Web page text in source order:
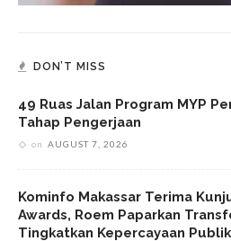
DON’T MISS
49 Ruas Jalan Program MYP
Tahap Pengerjaan
on AUGUST 7, 2026
Kominfo Makassar Terima
Awards, Roem Paparkan
Tingkatkan Kepercayaan Publik